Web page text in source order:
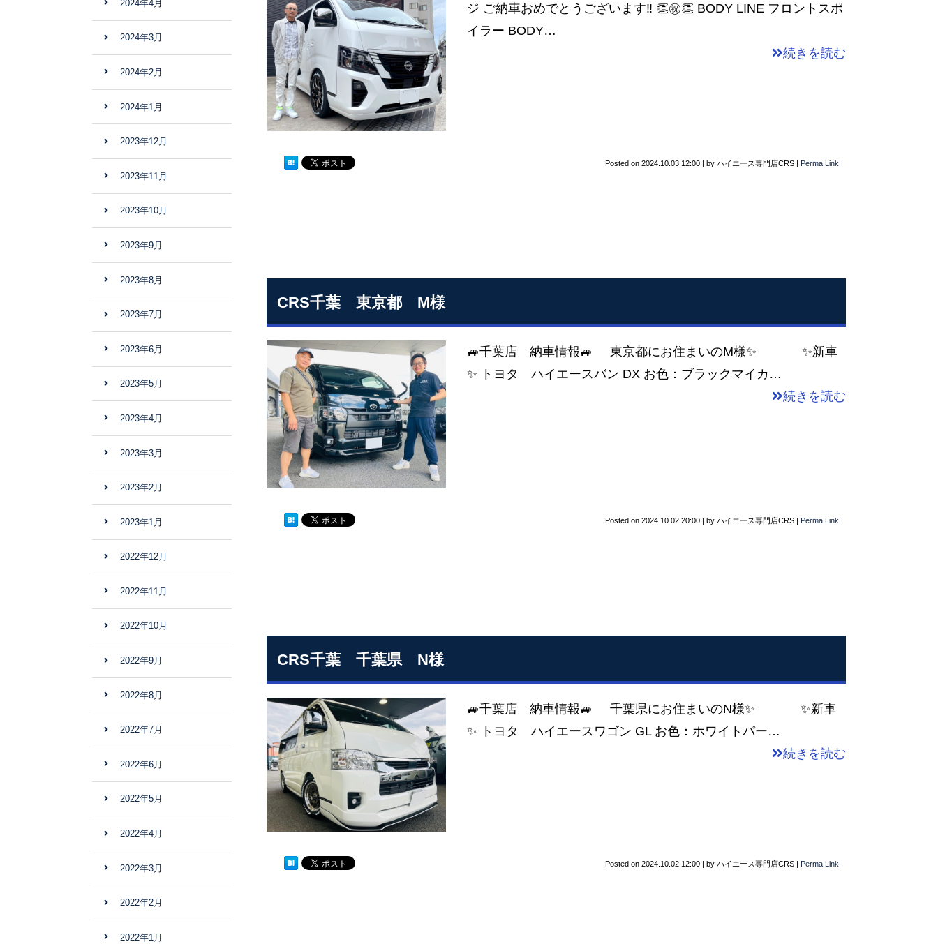
ジ ご納車おめでとうございます‼ 👏㊗👏 BODY LINE フロントスポ
イラー BODY…
続きを読む
Posted on 2024.10.03 12:00 by ハイエース専門店CRS Perma Link
CRS千葉 東京都 M様
🚙千葉店 納車情報🚙 東京都にお住まいのM様✨ ✨新車
✨ トヨタ ハイエースバン DX お色：ブラックマイカ…
続きを読む
Posted on 2024.10.02 20:00 | by ハイエース専門店CRS | Perma Link
CRS千葉 千葉県 N様
🚙千葉店 納車情報🚙 千葉県にお住まいのN様✨ ✨新車
✨ トヨタ ハイエースワゴン GL お色：ホワイトパー…
続きを読む
Posted on 2024.10.02 12:00 by ハイエース専門店CRS Perma Link
2024年4月
2024年3月
2024年2月
2024年1月
2023年12月
2023年11月
2023年10月
2023年9月
2023年8月
2023年7月
2023年6月
2023年5月
2023年4月
2023年3月
2023年2月
2023年1月
2022年12月
2022年11月
2022年10月
2022年9月
2022年8月
2022年7月
2022年6月
2022年5月
2022年4月
2022年3月
2022年2月
2022年1月